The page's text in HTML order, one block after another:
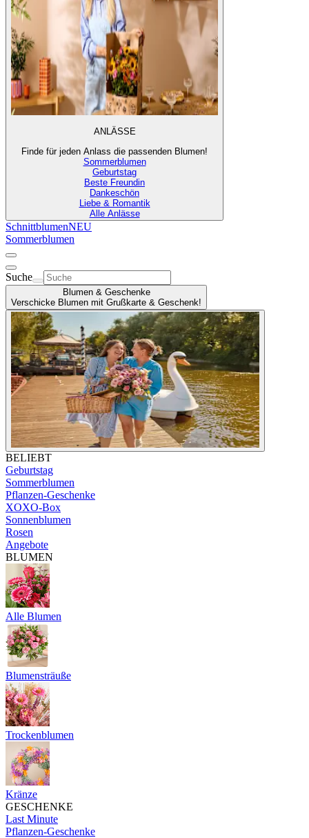
ANLÄSSE
Finde für jeden Anlass die passenden Blumen!
Sommerblumen
Geburtstag
Beste Freundin
Dankeschön
Liebe & Romantik
Alle Anlässe
SchnittblumenNEU
Sommerblumen
Suche
Blumen & Geschenke
Verschicke Blumen mit Grußkarte & Geschenk!
BELIEBT
Geburtstag
Sommerblumen
Pflanzen-Geschenke
XOXO-Box
Sonnenblumen
Rosen
Angebote
BLUMEN
Alle Blumen
Blumensträuße
Trockenblumen
Kränze
GESCHENKE
Last Minute
Pflanzen-Geschenke